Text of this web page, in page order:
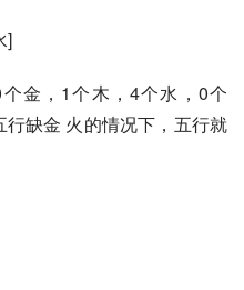
]
金，1个木，4个水，0个
缺金 火的情况下，五行就